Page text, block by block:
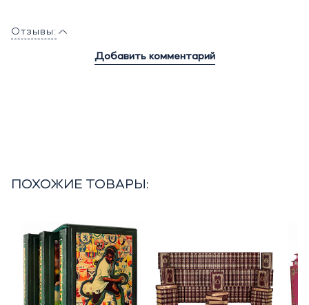
Отзывы:
Добавить комментарий
ПОХОЖИЕ ТОВАРЫ: